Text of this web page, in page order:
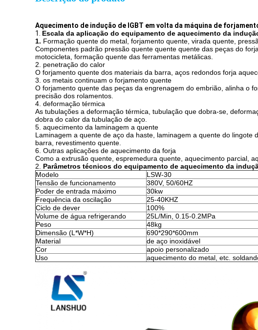
Aquecimento de indução de IGBT em volta da máquina de
1. Escala da aplicação do equipamento de aquecimento da
1. Formação quente do metal, forjamento quente, virada quente,
Componentes padrão pressão quente quente quente das peças do
motocicleta, formação quente das ferramentas metálicas.
2. penetração do calor
O forjamento quente dos materiais da barra, aços redondos forja
3. os metais continuam o forjamento quente
O forjamento quente das peças da engrenagem do embrião, alinha o
precisão dos rolamentos.
4. deformação térmica
As tubulações a deformação térmica, tubulação que dobra-se,
dobra do calor da tubulação de aço.
5. aquecimento da laminagem a quente
Laminagem a quente de aço da haste, laminagem a quente do
barra, revestimento quente.
6. Outras aplicações de aquecimento da forja
Como a extrusão quente, espremedura quente, aquecimento parcial,
2. Parâmetros técnicos do equipamento de aquecimento da
Modelo
LSW-30
Tensão de funcionamento
380V, 50/60HZ
Poder de entrada máximo
30kw
Frequência da oscilação
25-40KHZ
Ciclo de dever
100%
Volume de água refrigerando
25L/Min, 0.15-0.2MPa
Peso
48kg
Dimensão (L*W*H)
690*290*600mm
Material
de aço inoxidável
Cor
apoio personalizado
Uso
aquecimento do metal, etc.